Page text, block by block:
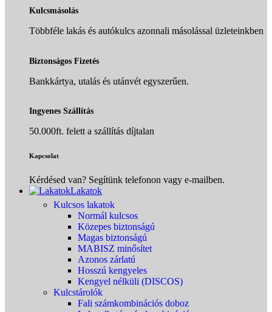
Kulcsmásolás
Többféle lakás és autókulcs azonnali másolással üzleteinkben
Biztonságos Fizetés
Bankkártya, utalás és utánvét egyszerűen.
Ingyenes Szállítás
50.000ft. felett a szállítás díjtalan
Kapcsolat
Kérdésed van? Segítünk telefonon vagy e-mailben.
Lakatok
Kulcsos lakatok
Normál kulcsos
Közepes biztonságú
Magas biztonságú
MABISZ minősítet
Azonos zárlatú
Hosszú kengyeles
Kengyel nélküli (DISCOS)
Kulcstárolók
Fali számkombinációs doboz